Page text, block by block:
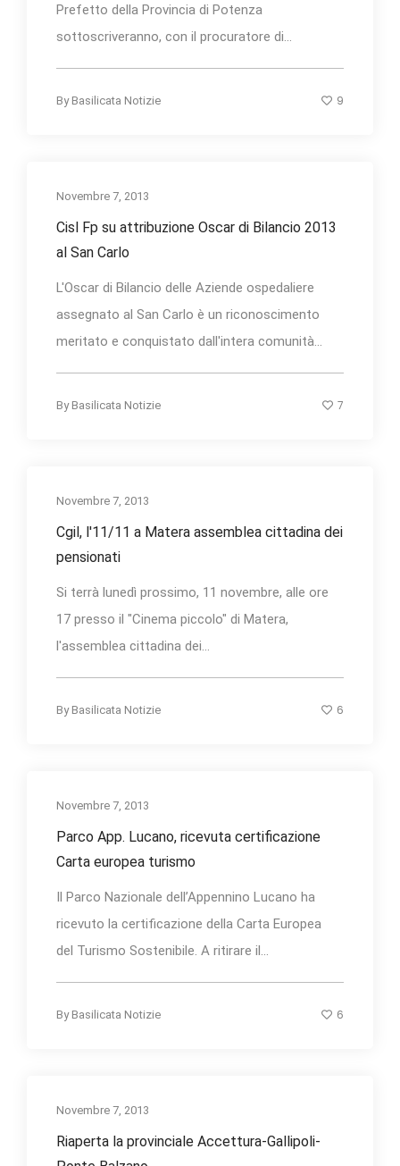
Prefetto della Provincia di Potenza
sottoscriveranno, con il procuratore di...
By Basilicata Notizie 9
Novembre 7, 2013
Cisl Fp su attribuzione Oscar di Bilancio 2013
al San Carlo
L'Oscar di Bilancio delle Aziende ospedaliere
assegnato al San Carlo è un riconoscimento
meritato e conquistato dall'intera comunità...
By Basilicata Notizie 7
Novembre 7, 2013
Cgil, l'11/11 a Matera assemblea cittadina dei
pensionati
Si terrà lunedì prossimo, 11 novembre, alle ore
17 presso il "Cinema piccolo" di Matera,
l'assemblea cittadina dei...
By Basilicata Notizie 6
Novembre 7, 2013
Parco App. Lucano, ricevuta certificazione
Carta europea turismo
Il Parco Nazionale dell’Appennino Lucano ha
ricevuto la certificazione della Carta Europea
del Turismo Sostenibile. A ritirare il...
By Basilicata Notizie 6
Novembre 7, 2013
Riaperta la provinciale Accettura-Gallipoli-